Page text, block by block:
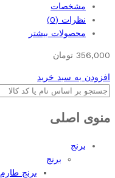
مشخصات
نظرات (0)
محصولات بیشتر
356,000 تومان
افزودن به سبد خرید
منوی اصلی
برنج
برنج
برنج طارم